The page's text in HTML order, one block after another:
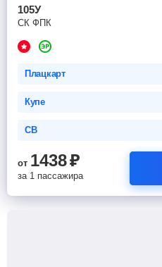
105У
СК ФПК
Плацкарт
Купе
СВ
от 1438₽
за 1 пассажира